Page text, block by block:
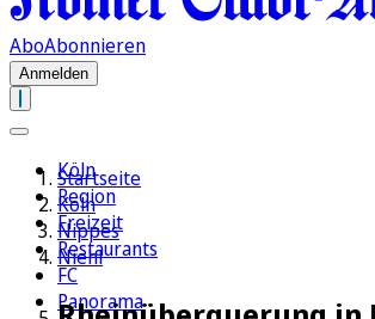
AboAbonnieren
Anmelden
Köln
Region
Freizeit
Restaurants
FC
Panorama
Startseite
Köln
Nippes
Niehl